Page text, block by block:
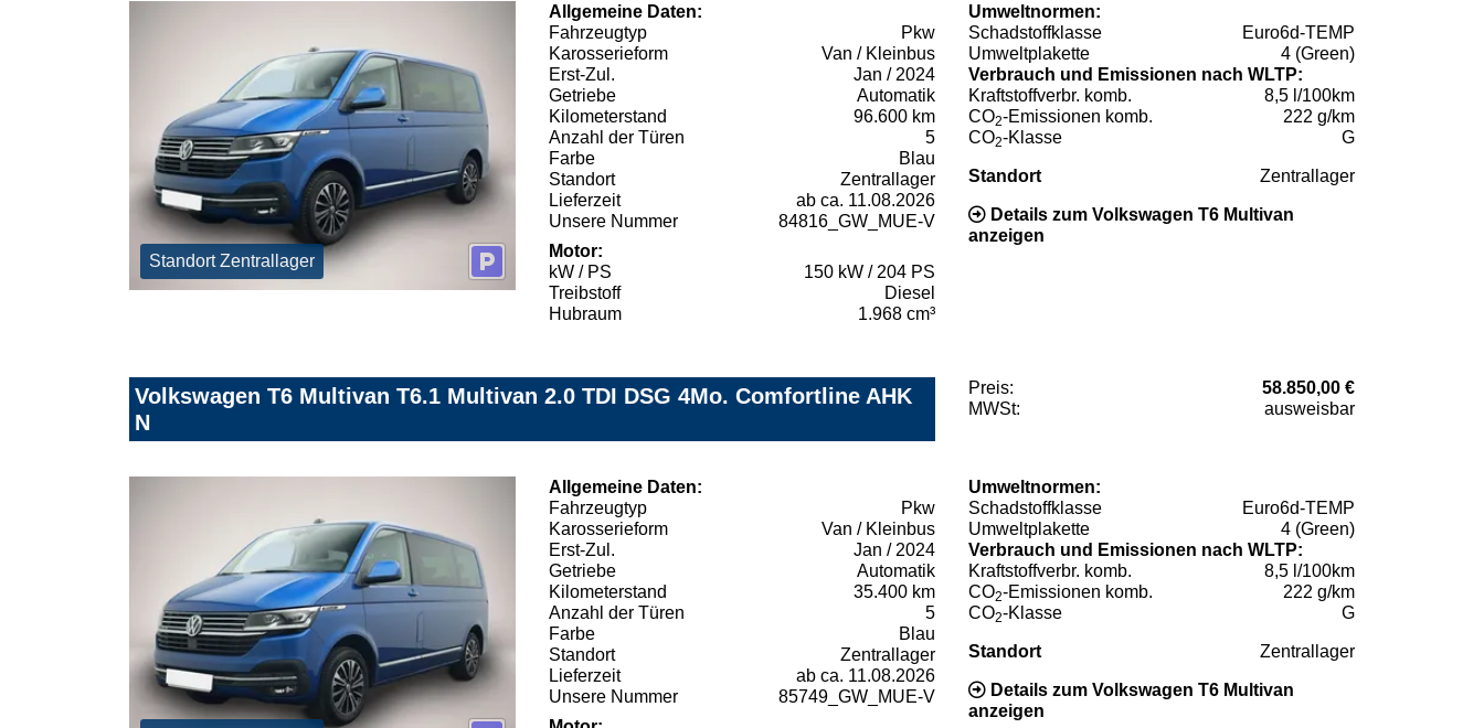
Standort Zentrallager
Allgemeine Daten:
Fahrzeugtyp
Pkw
Karosserieform
Van / Kleinbus
Erst-Zul.
Jan / 2024
Getriebe
Automatik
Kilometerstand
96.600 km
Anzahl der Türen
5
Farbe
Blau
Standort
Zentrallager
Lieferzeit
ab ca. 11.08.2026
Unsere Nummer
84816_GW_MUE-V
Motor:
kW / PS
150 kW / 204 PS
Treibstoff
Diesel
Hubraum
1.968 cm³
Umweltnormen:
Schadstoffklasse
Euro6d-TEMP
Umweltplakette
4 (Green)
Verbrauch und Emissionen nach WLTP:
Kraftstoffverbr. komb.
8,5 l/100km
CO2-Emissionen komb.
222 g/km
CO2-Klasse G
Standort Zentrallager
Details zum Volkswagen T6 Multivan
anzeigen
Volkswagen T6 Multivan T6.1 Multivan 2.0 TDI DSG 4Mo. Comfortline AHK
N
Preis:
58.850,00 €
MWSt:
ausweisbar
Allgemeine Daten:
Fahrzeugtyp
Pkw
Karosserieform
Van / Kleinbus
Erst-Zul.
Jan / 2024
Getriebe
Automatik
Kilometerstand
35.400 km
Anzahl der Türen
5
Farbe
Blau
Standort
Zentrallager
Lieferzeit
ab ca. 11.08.2026
Unsere Nummer
85749_GW_MUE-V
Umweltnormen:
Schadstoffklasse
Euro6d-TEMP
Umweltplakette
4 (Green)
Verbrauch und Emissionen nach WLTP:
Kraftstoffverbr. komb.
8,5 l/100km
CO2-Emissionen komb.
222 g/km
CO2-Klasse G
Standort Zentrallager
Details zum Volkswagen T6 Multivan
anzeigen